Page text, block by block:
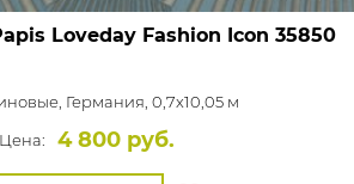
Loveday Fashion Icon 35850
Германия, 0,7x10,05 м
Цена:
4 800 руб.